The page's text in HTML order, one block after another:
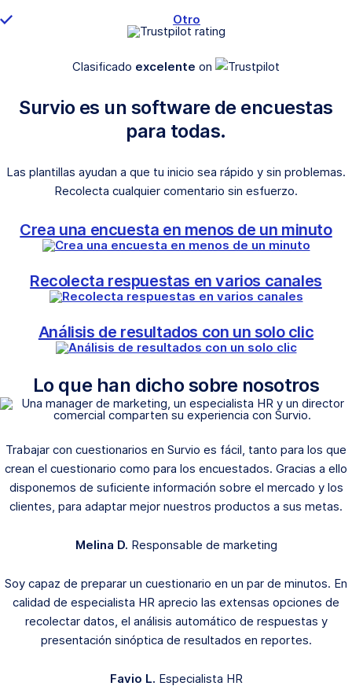
Otro
Clasificado excelente on
Survio es un software de encuestas
para todas.
Las plantillas ayudan a que tu inicio sea rápido y sin problemas.
Recolecta cualquier comentario sin esfuerzo.
Crea una encuesta en menos de un minuto
Recolecta respuestas en varios canales
Análisis de resultados con un solo clic
Lo que han dicho sobre nosotros
Trabajar con cuestionarios en Survio es fácil, tanto para los que
crean el cuestionario como para los encuestados. Gracias a ello
disponemos de suficiente información sobre el mercado y los
clientes, para adaptar mejor nuestros productos a sus metas.
Melina D. Responsable de marketing
Soy capaz de preparar un cuestionario en un par de minutos. En
calidad de especialista HR aprecio las extensas opciones de
recolectar datos, el análisis automático de respuestas y
presentación sinóptica de resultados en reportes.
Favio L. Especialista HR